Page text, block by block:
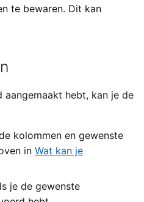
te bewaren. Dit kan
aangemaakt hebt, kan je de
kolommen en gewenste
in Wat kan je
je de gewenste